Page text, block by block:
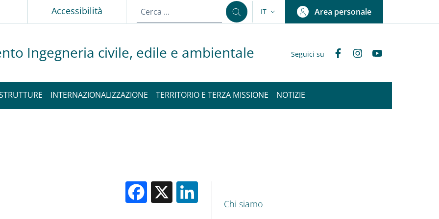
Accessibilità SELETTORE LINGUA: CURRENT LANGUAGE
IT Area personale
Ingegneria civile, edile e ambientale Seguici su FacebookInstagram
INTERNAZIONALIZZAZIONE TERRITORIO E TERZA MISSIONE NOTIZIE
Facebook
X
MENU CEV SECOND NAVIGATION
Chi siamo